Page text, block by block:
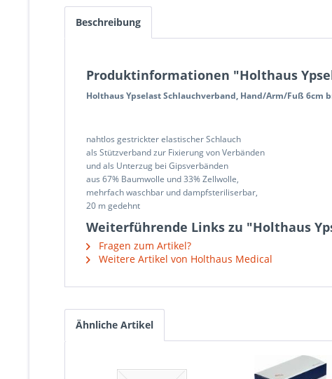
Beschreibung
Produktinformationen "Holthaus
Holthaus Ypselast Schlauchverband, Hand/Arm/Fuß 6cm
nahtlos gestrickter elastischer Schlauch
als Stützverband zur Fixierung von Verbänden
und als Unterzug bei Gipsverbänden
aus 67% Baumwolle und 33% Zellwolle,
mehrfach waschbar und dampfsteriliserbar,
20 m gedehnt
Weiterführende Links zu "Holthaus
Fragen zum Artikel?
Weitere Artikel von Holthaus Medical
Ähnliche Artikel